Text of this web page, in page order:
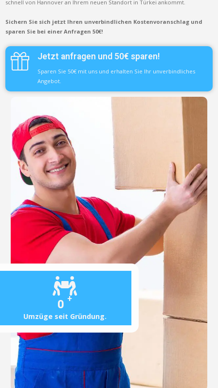
0 +
Umzüge seit Gründung.
schnell von Hannover an Ihrem neuen Standort in Türkei ankommt.
Sichern Sie sich jetzt Ihren unverbindlichen Kostenvoranschlag und
sparen Sie bei einer Anfragen 50€!
Jetzt anfragen und 50€ sparen!
Sparen Sie 50€ mit uns und erhalten Sie Ihr unverbindliches
Angebot.